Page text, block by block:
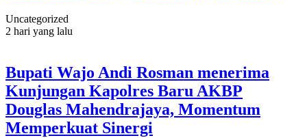
Uncategorized
2 hari yang lalu
Bupati Wajo Andi Rosman menerima
Kunjungan Kapolres Baru AKBP
Douglas Mahendrajaya, Momentum
Memperkuat Sinergi